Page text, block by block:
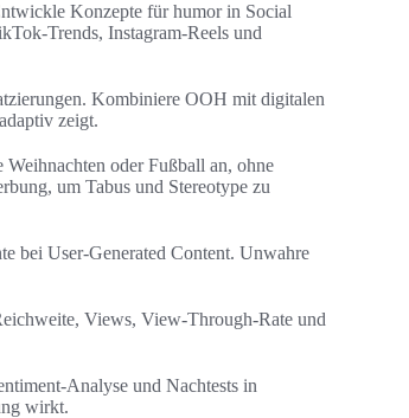
Konzepte für humor in Social
Trends, Instagram-Reels und
Kombiniere OOH mit digitalen
zeigt.
Weihnachten oder Fußball an, ohne
um Tabus und Stereotype zu
bei User-Generated Content. Unwahre
Views, View-Through-Rate und
Analyse und Nachtests in
wirkt.